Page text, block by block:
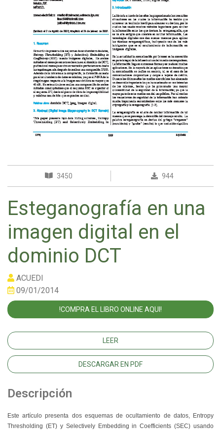
3450 944
Esteganografía en una
imagen digital en el
dominio DCT
ACUEDI
09/01/2014
!COMPRA EL LIBRO ONLINE AQUI!
LEER
DESCARGAR EN PDF
Descripción
Este artículo presenta dos esquemas de ocultamiento de datos, Entropy
Thresholding (ET) y Selectively Embedding in Coefficients (SEC) usando